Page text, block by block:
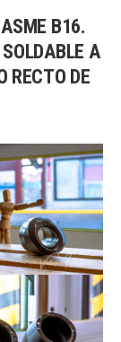
B16.
A
RECTO DE